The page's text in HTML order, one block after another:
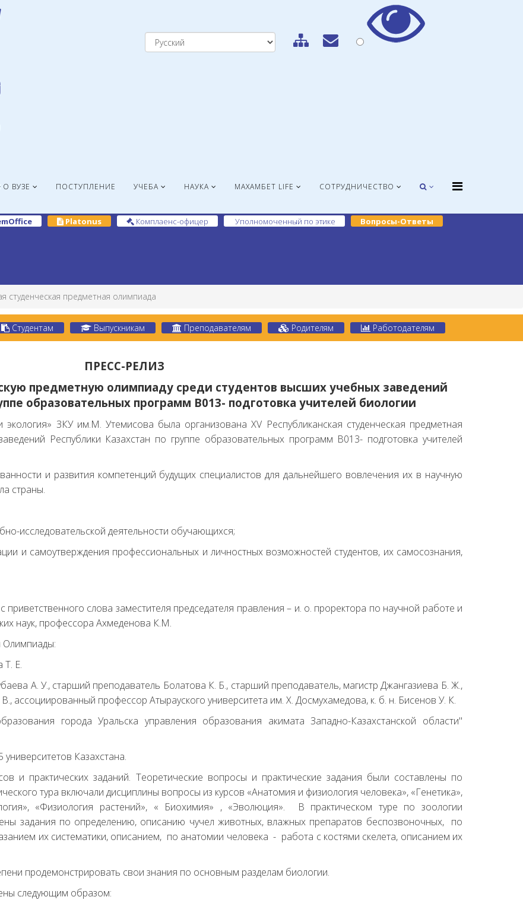
О ВУЗЕ ПОСТУПЛЕНИЕ УЧЕБА НАУКА МАХАМБЕТ LIFE СОТРУДНИЧЕСТВО
Platonus Комплаенс-офицер Уполномоченный по этике Вопросы-Ответы
студенческая предметная олимпиада
Студентам Выпускникам Преподавателям Родителям Работодателям
ПРЕСС-РЕЛИЗ
предметную олимпиаду среди студентов высших учебных заведений
образовательных программ В013- подготовка учителей биологии
ЗКУ им.М. Утемисова была организована XV Республиканская студенческая предметная
Республики Казахстан по группе образовательных программ В013- подготовка учителей
и развития компетенций будущих специалистов для дальнейшего вовлечения их в научную
страны.
исследовательской деятельности обучающихся;
и самоутверждения профессиональных и личностных возможностей студентов, их самосознания,
слова заместителя председателя правления – и. о. проректора по научной работе и
наук, профессора Ахмеденова К.М.
Олимпиады:
Т. Е.
А. У., старший преподаватель Болатова К. Б., старший преподаватель, магистр Джангазиева Б. Ж.,
профессор Атырауского университета им. Х. Досмухамедова, к. б. н. Бисенов У. К.
города Уральска управления образования акимата Западно-Казахстанской области"
Казахстана.
и практических заданий. Теоретические вопросы и практические задания были составлены по
тура включали дисциплины вопросы из курсов «Анатомия и физиология человека», «Генетика»,
«Физиология растений», « Биохимия» , «Эволюция». В практическом туре по зоологии
задания по определению, описанию чучел животных, влажных препаратов беспозвоночных, по
их систематики, описанием, по анатомии человека - работа с костями скелета, описанием их
продемонстрировать свои знания по основным разделам биологии.
следующим образом: